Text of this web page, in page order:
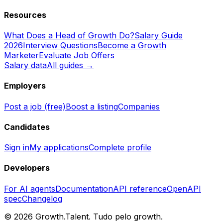
Resources
What Does a Head of Growth Do?Salary Guide
2026Interview QuestionsBecome a Growth
MarketerEvaluate Job Offers
Salary dataAll guides →
Employers
Post a job (free)Boost a listingCompanies
Candidates
Sign inMy applicationsComplete profile
Developers
For AI agentsDocumentationAPI referenceOpenAPI
specChangelog
© 2026 Growth.Talent. Tudo pelo growth.